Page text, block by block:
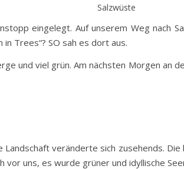
Salzwüste
eingelegt. Auf unserem Weg nach
Trees“? SO sah es dort aus.
und viel grün. Am nächsten Morgen an
Landschaft veränderte sich zusehends.
vor uns, es wurde grüner und idyllische